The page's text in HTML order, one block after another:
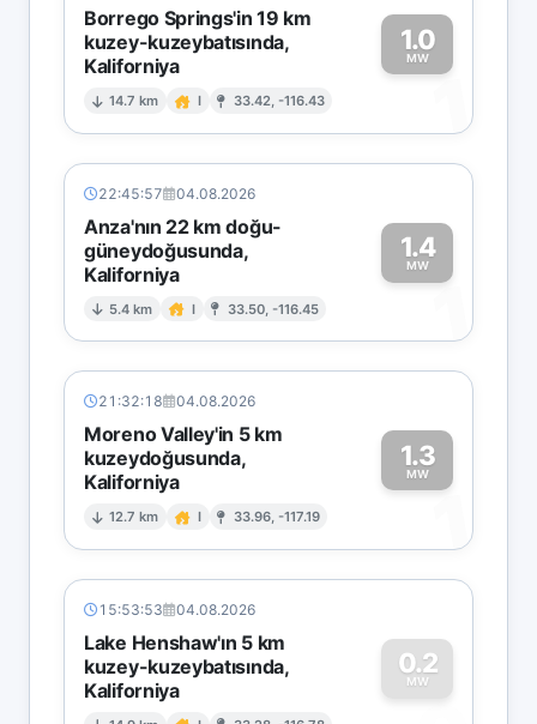
Borrego Springs'in 19 km
kuzey-kuzeybatısında,
Kaliforniya
14.7 km I 33.42, -116.43
1.0
MW
1
22:45:57 04.08.2026
Anza'nın 22 km doğu-
güneydoğusunda,
Kaliforniya
5.4 km I 33.50, -116.45
1.4
MW
1
21:32:18 04.08.2026
Moreno Valley'in 5 km
kuzeydoğusunda,
Kaliforniya
12.7 km I 33.96, -117.19
1.3
MW
1
15:53:53 04.08.2026
Lake Henshaw'ın 5 km
kuzey-kuzeybatısında,
Kaliforniya
0.2
MW